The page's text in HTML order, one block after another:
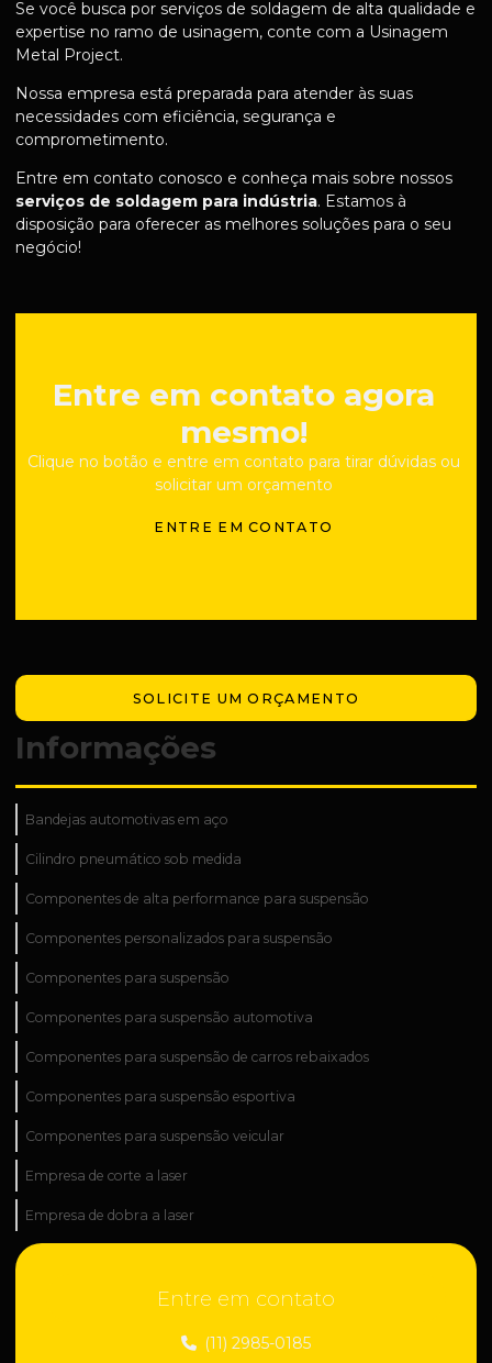
Se você busca por serviços de soldagem de alta qualidade e
expertise no ramo de usinagem, conte com a Usinagem
Metal Project.
Nossa empresa está preparada para atender às suas
necessidades com eficiência, segurança e
comprometimento.
Entre em contato conosco e conheça mais sobre nossos
serviços de soldagem para indústria. Estamos à
disposição para oferecer as melhores soluções para o seu
negócio!
Entre em contato agora
mesmo!
Clique no botão e entre em contato para tirar dúvidas ou
solicitar um orçamento
ENTRE EM CONTATO
SOLICITE UM ORÇAMENTO
Informações
Bandejas automotivas em aço
Cilindro pneumático sob medida
Componentes de alta performance para suspensão
Componentes personalizados para suspensão
Componentes para suspensão
Componentes para suspensão automotiva
Componentes para suspensão de carros rebaixados
Componentes para suspensão esportiva
Componentes para suspensão veicular
Empresa de corte a laser
Empresa de dobra a laser
Empresa de fabricação de peças técnicas
Empresa de industrialização de peças
Entre em contato
(11) 2985-0185